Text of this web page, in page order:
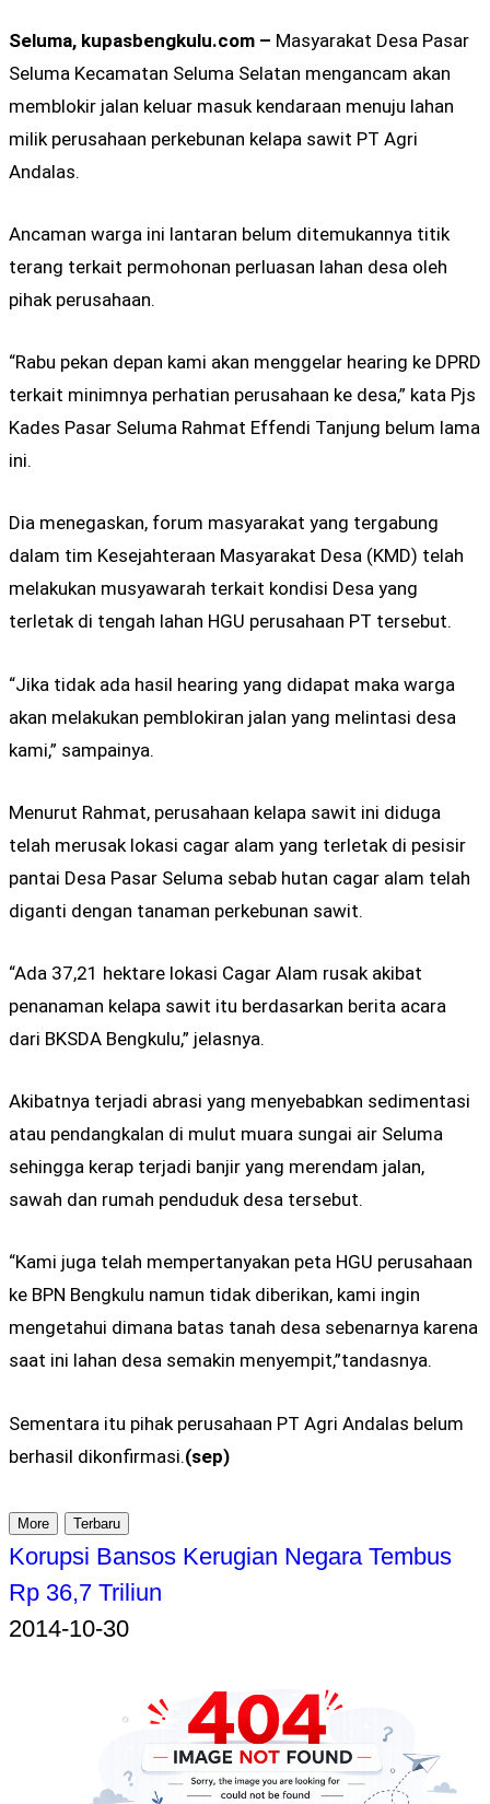
Seluma, kupasbengkulu.com – Masyarakat Desa Pasar
Seluma Kecamatan Seluma Selatan mengancam akan
memblokir jalan keluar masuk kendaraan menuju lahan
milik perusahaan perkebunan kelapa sawit PT Agri
Andalas.
Ancaman warga ini lantaran belum ditemukannya titik
terang terkait permohonan perluasan lahan desa oleh
pihak perusahaan.
“Rabu pekan depan kami akan menggelar hearing ke DPRD
terkait minimnya perhatian perusahaan ke desa,” kata Pjs
Kades Pasar Seluma Rahmat Effendi Tanjung belum lama
ini.
Dia menegaskan, forum masyarakat yang tergabung
dalam tim Kesejahteraan Masyarakat Desa (KMD) telah
melakukan musyawarah terkait kondisi Desa yang
terletak di tengah lahan HGU perusahaan PT tersebut.
“Jika tidak ada hasil hearing yang didapat maka warga
akan melakukan pemblokiran jalan yang melintasi desa
kami,” sampainya.
Menurut Rahmat, perusahaan kelapa sawit ini diduga
telah merusak lokasi cagar alam yang terletak di pesisir
pantai Desa Pasar Seluma sebab hutan cagar alam telah
diganti dengan tanaman perkebunan sawit.
“Ada 37,21 hektare lokasi Cagar Alam rusak akibat
penanaman kelapa sawit itu berdasarkan berita acara
dari BKSDA Bengkulu,” jelasnya.
Akibatnya terjadi abrasi yang menyebabkan sedimentasi
atau pendangkalan di mulut muara sungai air Seluma
sehingga kerap terjadi banjir yang merendam jalan,
sawah dan rumah penduduk desa tersebut.
“Kami juga telah mempertanyakan peta HGU perusahaan
ke BPN Bengkulu namun tidak diberikan, kami ingin
mengetahui dimana batas tanah desa sebenarnya karena
saat ini lahan desa semakin menyempit,”tandasnya.
Sementara itu pihak perusahaan PT Agri Andalas belum
berhasil dikonfirmasi.(sep)
More Terbaru
Korupsi Bansos Kerugian Negara Tembus
Rp 36,7 Triliun
2014-10-30